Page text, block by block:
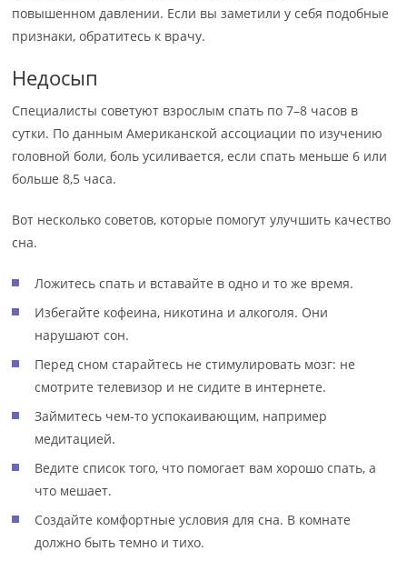
повышенном давлении. Если вы заметили у себя подобные
признаки, обратитесь к врачу.
Недосып
Специалисты советуют взрослым спать по 7–8 часов в
сутки. По данным Американской ассоциации по изучению
головной боли, боль усиливается, если спать меньше 6 или
больше 8,5 часа.
Вот несколько советов, которые помогут улучшить качество
сна.
Ложитесь спать и вставайте в одно и то же время.
Избегайте кофеина, никотина и алкоголя. Они
нарушают сон.
Перед сном старайтесь не стимулировать мозг: не
смотрите телевизор и не сидите в интернете.
Займитесь чем-то успокаивающим, например
медитацией.
Ведите список того, что помогает вам хорошо спать, а
что мешает.
Создайте комфортные условия для сна. В комнате
должно быть темно и тихо.